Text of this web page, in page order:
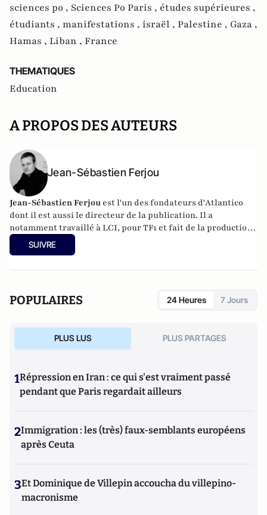
sciences po , Sciences Po Paris , études supérieures ,
étudiants , manifestations , israël , Palestine , Gaza ,
Hamas , Liban , France
THEMATIQUES
Education
A PROPOS DES AUTEURS
Jean-Sébastien Ferjou
Jean-Sébastien Ferjou est l'un des fondateurs d'Atlantico
dont il est aussi le directeur de la publication. Il a
notamment travaillé à LCI, pour TF1 et fait de la production
télévisuelle.
SUIVRE
POPULAIRES 24 Heures 7 Jours
PLUS LUS PLUS PARTAGES
1Répression en Iran : ce qui s'est vraiment passé
pendant que Paris regardait ailleurs
2Immigration : les (très) faux-semblants européens
après Ceuta
3Et Dominique de Villepin accoucha du villepino-
macronisme